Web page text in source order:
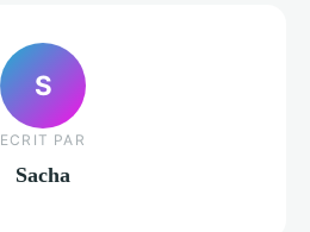
S
ECRIT PAR
Sacha